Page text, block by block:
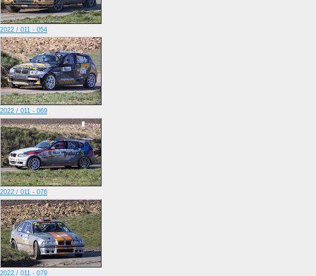
2022 / 011 - 054
2022 / 011 - 069
2022 / 011 - 076
2022 / 011 - 079